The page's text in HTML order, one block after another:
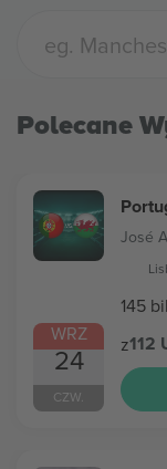
Polecane
WRZ
24
CZW.
José
145
z112